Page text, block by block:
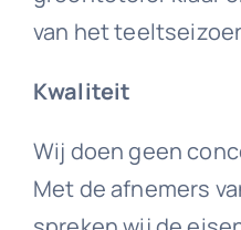
van het
Kwaliteit
Wij doen geen
Met de afnemers